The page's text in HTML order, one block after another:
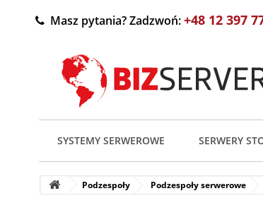
Masz pytania? Zadzwoń:+48 12 397
SYSTEMY SERWEROWE SERWERY
Podzespoły Podzespoły serwerowe